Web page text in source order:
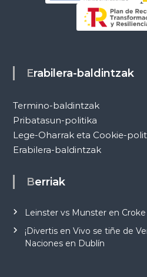
Erabilera-baldintzak
Termino-baldintzak
Pribatasun-politika
Lege-Oharrak eta Cookie-
Erabilera-baldintzak
Berriak
Leinster vs Munster en
¡Divertis en Vivo se tiñe de
Naciones en Dublín